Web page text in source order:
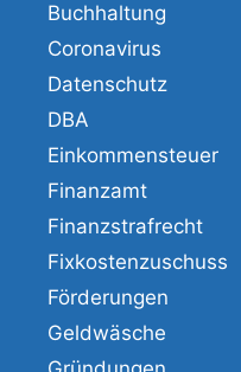
Buchhaltung
Coronavirus
Datenschutz
DBA
Einkommensteuer
Finanzamt
Finanzstrafrecht
Fixkostenzuschuss
Förderungen
Geldwäsche